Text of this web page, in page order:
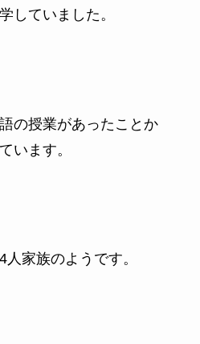
していました。
の授業があったことか
います。
家族のようです。